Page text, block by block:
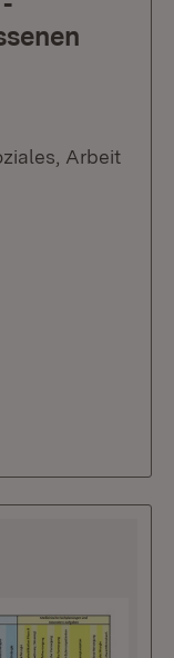
Arbeit